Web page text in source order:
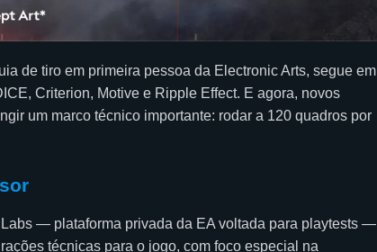
de tiro em primeira pessoa da Electronic Arts, segue em
Criterion, Motive e Ripple Effect. E agora, novos
um marco técnico importante: rodar a 120 quadros por
— plataforma privada da EA voltada para playtests —
técnicas para o jogo, com foco especial na